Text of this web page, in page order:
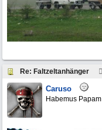
Re: Faltzeltanhänger
Caruso
Habemus Papam